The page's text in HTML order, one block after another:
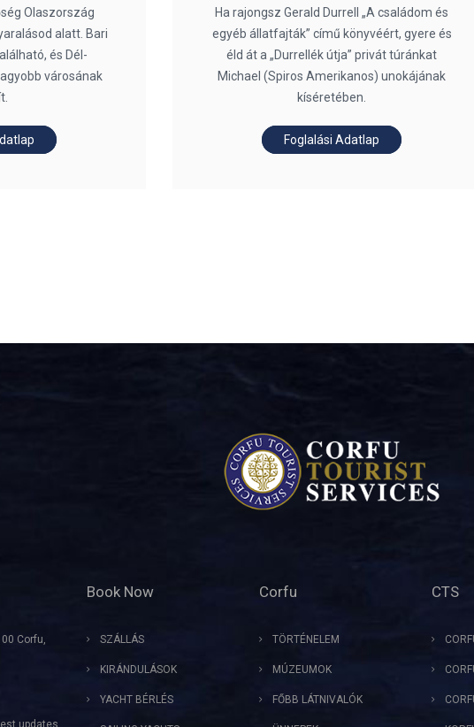
Olaszország
alatt. Bari
és Dél-
városának
Ha rajongsz Gerald Durrell „A családom és
egyéb állatfajták” című könyvéért, gyere és
éld át a „Durrellék útja” privát túránkat
Michael (Spiros Amerikanos) unokájának
kíséretében.
Foglalási Adatlap
Corfu,
updates
Book Now
SZÁLLÁS
KIRÁNDULÁSOK
YACHT BÉRLÉS
Corfu
TÖRTÉNELEM
MÚZEUMOK
FŐBB LÁTNIVALÓK
CTS